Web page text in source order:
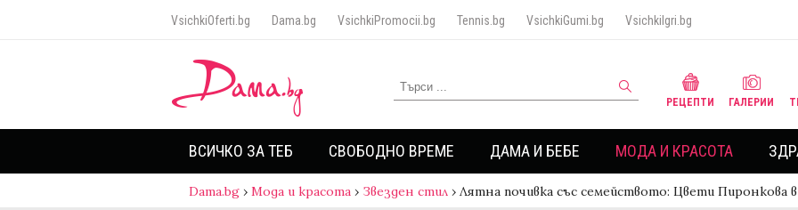
VsichkiOferti.bg Dama.bg VsichkiPromocii.bg Tennis.bg VsichkiGumi.bg VsichkiIgri.bg
РЕЦЕПТИ ГАЛЕРИИ
ВСИЧКО ЗА ТЕБ СВОБОДНО ВРЕМЕ ДАМА И БЕБЕ МОДА И КРАСОТА
Dama.bg › Мода и красота › Звезден стил › Лятна почивка със семейството: Цвети Пиронкова